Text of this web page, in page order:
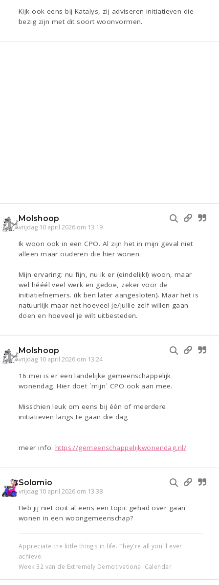
Kijk ook eens bij Katalys, zij adviseren initiatieven die
bezig zijn met dit soort woonvormen.
Molshoop
vrijdag 10 april 2026 om 13:19
Ik woon ook in een CPO. Al zijn het in mijn geval niet
alleen maar ouderen die hier wonen.
Mijn ervaring: nu fijn, nu ik er (eindelijk!) woon, maar
wel hééél veel werk en gedoe, zeker voor de
initiatiefnemers. (ik ben later aangesloten). Maar het is
natuurlijk maar net hoeveel je/jullie zelf willen gaan
doen en hoeveel je wilt uitbesteden.
Molshoop
vrijdag 10 april 2026 om 13:24
16 mei is er een landelijke gemeenschappelijk
wonendag. Hier doet ´mijn´ CPO ook aan mee.
Misschien leuk om eens bij één of meerdere
initiatieven langs te gaan die dag
meer info: https://gemeenschappelijkwonendag.nl/
Solomio
vrijdag 10 april 2026 om 13:38
Heb jij niet ooit al eens een topic gehad over gaan
wonen in een woongemeenschap?
Appreciate the little things in life. They're all you'll ever
achieve.
Week 32 van de Extremely Demotivational Calendar